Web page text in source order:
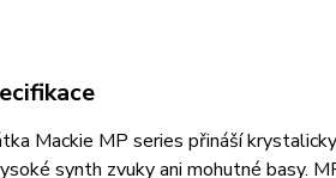
Mackie MP series přináší
synth zvuky ani mohutné basy.